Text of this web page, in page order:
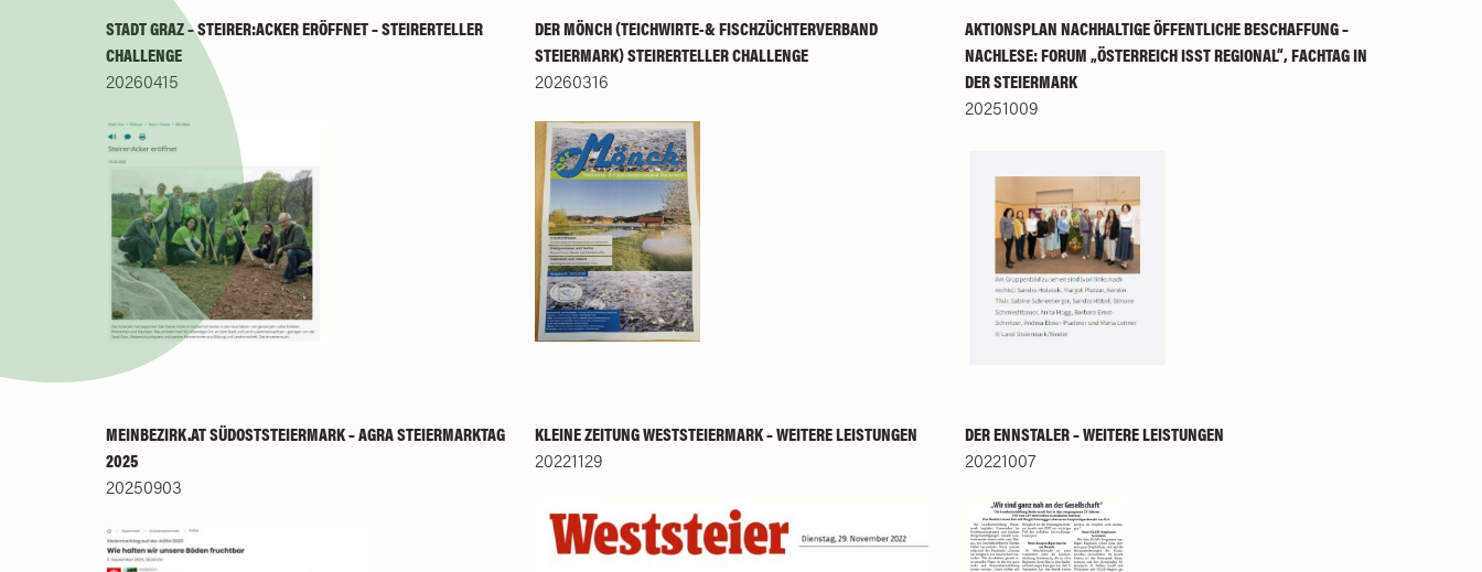
STADT GRAZ – STEIRER:ACKER ERÖFFNET – STEIRERTELLER
CHALLENGE
20260415
DER MÖNCH (TEICHWIRTE-& FISCHZÜCHTERVERBAND
STEIERMARK) STEIRERTELLER CHALLENGE
20260316
AKTIONSPLAN NACHHALTIGE ÖFFENTLICHE BESCHAFFUNG –
NACHLESE: FORUM „ÖSTERREICH ISST REGIONAL“, FACHTAG IN
DER STEIERMARK
20251009
MEINBEZIRK.AT SÜDOSTSTEIERMARK – AGRA STEIERMARKTAG
2025
20250903
KLEINE ZEITUNG WESTSTEIERMARK – WEITERE LEISTUNGEN
20221129
DER ENNSTALER – WEITERE LEISTUNGEN
20221007